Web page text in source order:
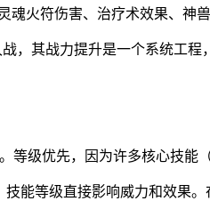
火符伤害、治疗术效果、神
，其战力提升是一个系统工程
级优先，因为许多核心技能
能等级直接影响威力和效果